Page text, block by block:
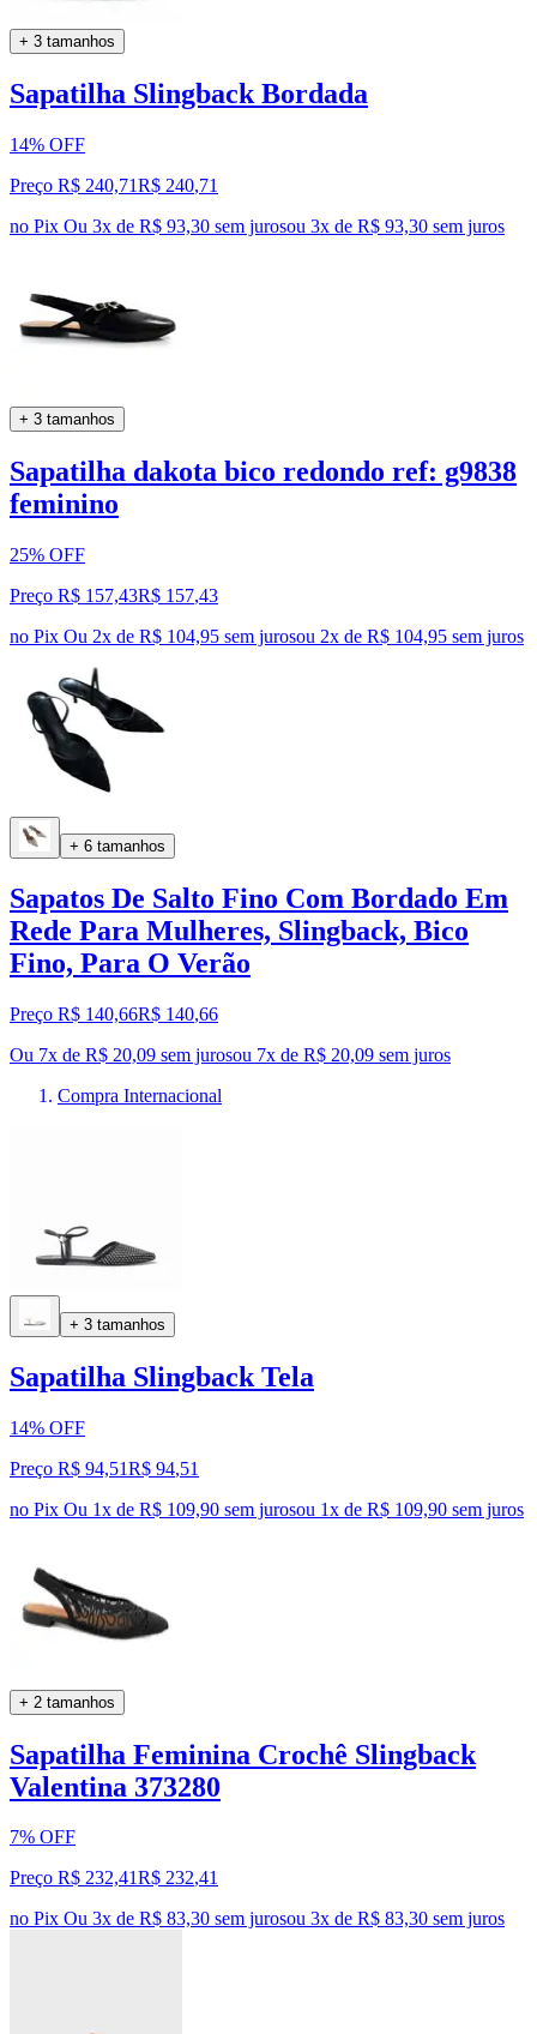
+ 3 tamanhos
Sapatilha Slingback Bordada
14% OFF
Preço R$ 240,71R$ 240,71
no Pix Ou 3x de R$ 93,30 sem jurosou 3x de R$ 93,30 sem juros
+ 3 tamanhos
Sapatilha dakota bico redondo ref: g9838
feminino
25% OFF
Preço R$ 157,43R$ 157,43
no Pix Ou 2x de R$ 104,95 sem jurosou 2x de R$ 104,95 sem juros
+ 6 tamanhos
Sapatos De Salto Fino Com Bordado Em
Rede Para Mulheres, Slingback, Bico
Fino, Para O Verão
Preço R$ 140,66R$ 140,66
Ou 7x de R$ 20,09 sem jurosou 7x de R$ 20,09 sem juros
Compra Internacional
+ 3 tamanhos
Sapatilha Slingback Tela
14% OFF
Preço R$ 94,51R$ 94,51
no Pix Ou 1x de R$ 109,90 sem jurosou 1x de R$ 109,90 sem juros
+ 2 tamanhos
Sapatilha Feminina Crochê Slingback
Valentina 373280
7% OFF
Preço R$ 232,41R$ 232,41
no Pix Ou 3x de R$ 83,30 sem jurosou 3x de R$ 83,30 sem juros